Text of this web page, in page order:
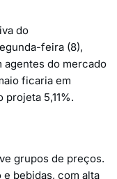
do
feira (8),
agentes do mercado
ficaria em
5,11%.
grupos de preços.
bebidas, com alta